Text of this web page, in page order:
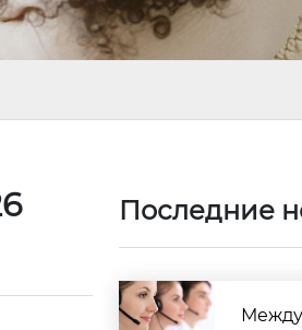
Последние